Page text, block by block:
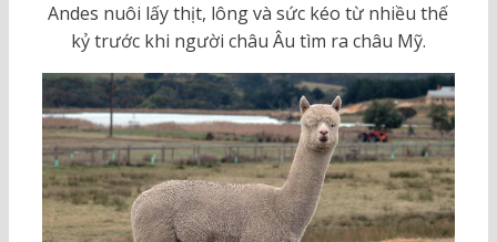
Andes nuôi lấy thịt, lông và sức kéo từ nhiều thế
kỷ trước khi người châu Âu tìm ra châu Mỹ.